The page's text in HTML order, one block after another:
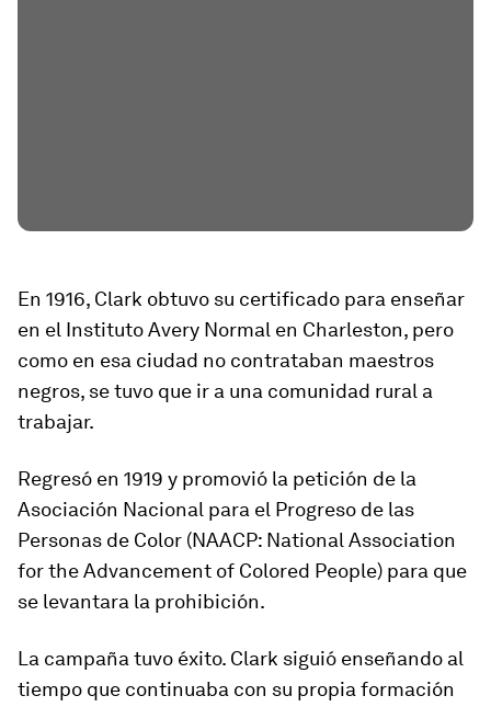
En 1916, Clark obtuvo su certificado para enseñar
en el Instituto Avery Normal en Charleston, pero
como en esa ciudad no contrataban maestros
negros, se tuvo que ir a una comunidad rural a
trabajar.
Regresó en 1919 y promovió la petición de la
Asociación Nacional para el Progreso de las
Personas de Color (NAACP: National Association
for the Advancement of Colored People) para que
se levantara la prohibición.
La campaña tuvo éxito. Clark siguió enseñando al
tiempo que continuaba con su propia formación